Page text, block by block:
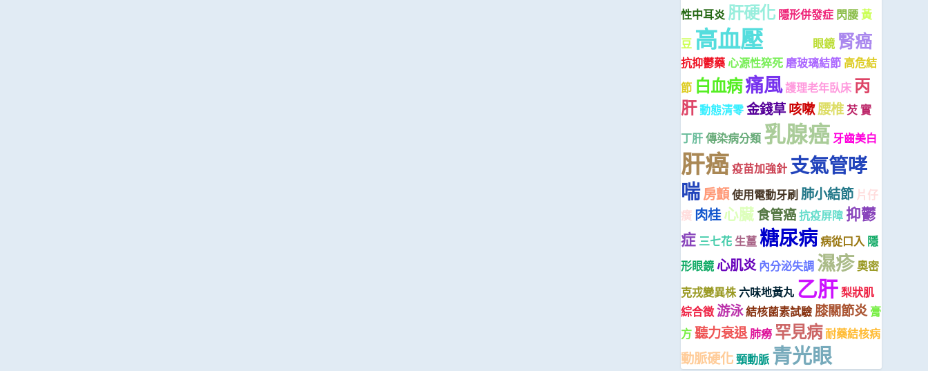
性中耳炎 肝硬化 隱形併發症 閃腰黃
豆 高血壓 眼鏡 腎癌
抗抑鬱藥心源性猝死磨玻璃結節 高危結
節 白血病痛風護理老年臥床 丙
肝動態清零金錢草咳嗽腰椎 芡 實
丁肝傳染病分類 乳腺癌牙齒美白
肝癌疫苗加強針支氣管哮
喘房顫使用電動牙刷 肺小結節 片仔
癀 肉桂心臟食管癌抗疫屏障 抑鬱
症 三七花 生薑糖尿病病從口入 隱
形眼鏡心肌炎 內分泌失調 濕疹奧密
克戎變異株 六味地黃丸 乙肝梨狀肌
綜合徵游泳結核菌素試驗 膝關節炎 膏
方聽力衰退肺癆 罕見病耐藥結核病
動脈硬化頸動脈 青光眼